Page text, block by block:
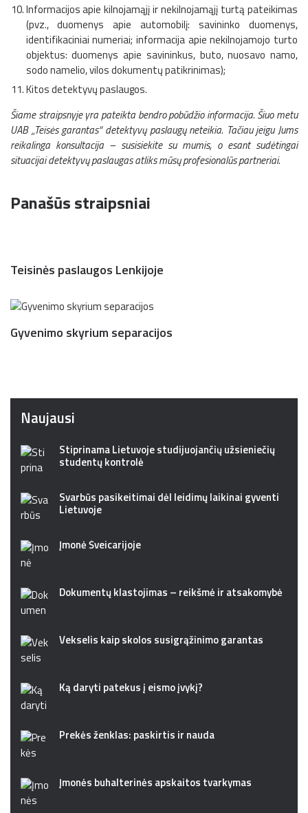
Informacijos apie kilnojamąjį ir nekilnojamąjį turtą pateikimas
(pvz., duomenys apie automobilį: savininko duomenys,
identifikaciniai numeriai; informacija apie nekilnojamojo turto
objektus: duomenys apie savininkus, buto, nuosavo namo,
sodo namelio, vilos dokumentų patikrinimas);
Kitos detektyvų paslaugos.
Šiame straipsnyje yra pateikta bendro pobūdžio informacija. Šiuo metu
UAB „Teisės garantas“ detektyvų paslaugų neteikia. Tačiau jeigu Jums
reikalinga konsultacija – susisiekite su mumis, o esant sudėtingai
situacijai detektyvų paslaugas atliks mūsų profesionalūs partneriai.
Panašūs straipsniai
Teisinės paslaugos Lenkijoje
Gyvenimo skyrium separacijos
Naujausi
Stiprinama Lietuvoje studijuojančių užsieniečių
studentų kontrolė
Svarbūs pasikeitimai dėl leidimų laikinai gyventi
Lietuvoje
Įmonė Šveicarijoje
Dokumentų klastojimas – reikšmė ir atsakomybė
Vekselis kaip skolos susigrąžinimo garantas
Ką daryti patekus į eismo įvykį?
Prekės ženklas: paskirtis ir nauda
Įmonės buhalterinės apskaitos tvarkymas